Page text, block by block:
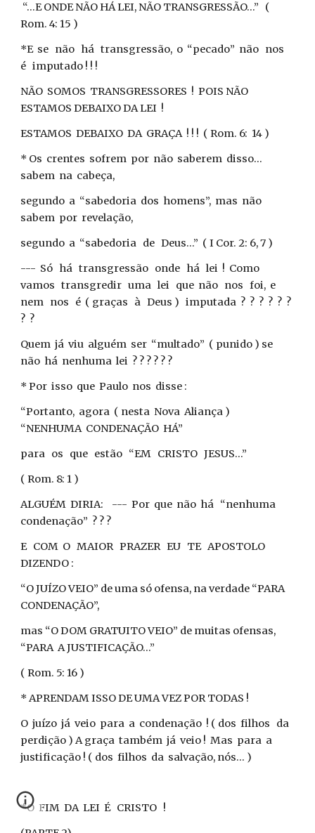
“...E ONDE NÃO HÁ LEI, NÃO TRANSGRESSÃO...” (
Rom. 4: 15 )
*E se não há transgressão, o “pecado” não nos
é imputado ! ! !
NÃO SOMOS TRANSGRESSORES ! POIS NÃO
ESTAMOS DEBAIXO DA LEI !
ESTAMOS DEBAIXO DA GRAÇA ! ! ! ( Rom. 6: 14 )
* Os crentes sofrem por não saberem disso...
sabem na cabeça,
segundo a “sabedoria dos homens”, mas não
sabem por revelação,
segundo a “sabedoria de Deus...” ( I Cor. 2: 6, 7 )
--- Só há transgressão onde há lei ! Como
vamos transgredir uma lei que não nos foi, e
nem nos é ( graças à Deus ) imputada ? ? ? ? ? ?
? ?
Quem já viu alguém ser “multado” ( punido ) se
não há nenhuma lei ? ? ? ? ? ?
* Por isso que Paulo nos disse :
“Portanto, agora ( nesta Nova Aliança )
“NENHUMA CONDENAÇÃO HÁ”
para os que estão “EM CRISTO JESUS...”
( Rom. 8: 1 )
ALGUÉM DIRIA: --- Por que não há “nenhuma
condenação” ? ? ?
E COM O MAIOR PRAZER EU TE APOSTOLO
DIZENDO :
“O JUÍZO VEIO” de uma só ofensa, na verdade “PARA
CONDENAÇÃO”,
mas “O DOM GRATUITO VEIO” de muitas ofensas,
“PARA A JUSTIFICAÇÃO...”
( Rom. 5: 16 )
* APRENDAM ISSO DE UMA VEZ POR TODAS !
O juízo já veio para a condenação ! ( dos filhos da
perdição ) A graça também já veio ! Mas para a
justificação ! ( dos filhos da salvação, nós... )
*O FIM DA LEI É CRISTO !